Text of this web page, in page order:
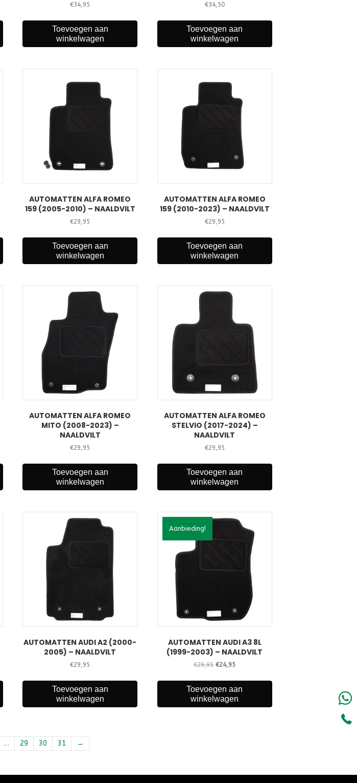
€34,95
Toevoegen aan
winkelwagen
€34,50
Toevoegen aan
winkelwagen
AUTOMATTEN ALFA ROMEO
159 (2005-2010) – NAALDVILT
€29,95
Toevoegen aan
winkelwagen
AUTOMATTEN ALFA ROMEO
159 (2010-2023) – NAALDVILT
€29,95
Toevoegen aan
winkelwagen
AUTOMATTEN ALFA ROMEO
MITO (2008-2023) –
NAALDVILT
€29,95
Toevoegen aan
winkelwagen
AUTOMATTEN ALFA ROMEO
STELVIO (2017-2024) –
NAALDVILT
€29,95
Toevoegen aan
winkelwagen
AUTOMATTEN AUDI A2 (2000-
2005) – NAALDVILT
€29,95
Toevoegen aan
winkelwagen
Aanbieding!
AUTOMATTEN AUDI A3 8L
(1999-2003) – NAALDVILT
€29,95 Oorspronkelijke
was:
€29,95.
€24,95Huidige
is:
€24,95.
Toevoegen aan
winkelwagen
… 29 30 31 →